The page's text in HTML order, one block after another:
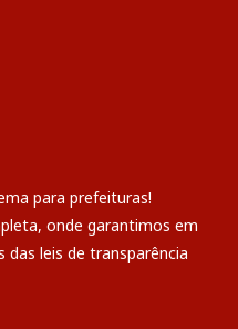
para prefeituras!
onde garantimos em
das leis de transparência